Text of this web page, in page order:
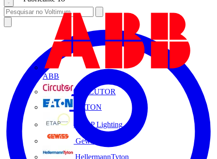
ABB
CIRCUTOR
EATON
ETAP Lighting
Gewiss
HellermannTyton